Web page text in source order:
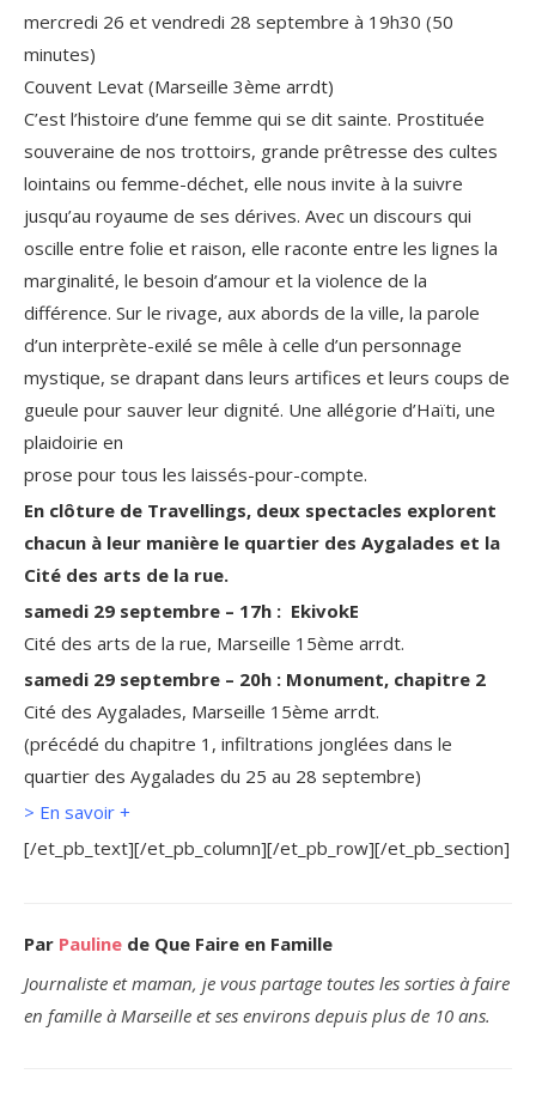
mercredi 26 et vendredi 28 septembre à 19h30 (50
minutes)
Couvent Levat (Marseille 3ème arrdt)
C’est l’histoire d’une femme qui se dit sainte. Prostituée
souveraine de nos trottoirs, grande prêtresse des cultes
lointains ou femme-déchet, elle nous invite à la suivre
jusqu’au royaume de ses dérives. Avec un discours qui
oscille entre folie et raison, elle raconte entre les lignes la
marginalité, le besoin d’amour et la violence de la
différence. Sur le rivage, aux abords de la ville, la parole
d’un interprète-exilé se mêle à celle d’un personnage
mystique, se drapant dans leurs artifices et leurs coups de
gueule pour sauver leur dignité. Une allégorie d’Haïti, une
plaidoirie en
prose pour tous les laissés-pour-compte.
En clôture de Travellings, deux spectacles explorent
chacun à leur manière le quartier des Aygalades et la
Cité des arts de la rue.
samedi 29 septembre – 17h : EkivokE
Cité des arts de la rue, Marseille 15ème arrdt.
samedi 29 septembre – 20h : Monument, chapitre 2
Cité des Aygalades, Marseille 15ème arrdt.
(précédé du chapitre 1, infiltrations jonglées dans le
quartier des Aygalades du 25 au 28 septembre)
> En savoir +
[/et_pb_text][/et_pb_column][/et_pb_row][/et_pb_section]
Par Pauline de Que Faire en Famille
Journaliste et maman, je vous partage toutes les sorties à faire
en famille à Marseille et ses environs depuis plus de 10 ans.